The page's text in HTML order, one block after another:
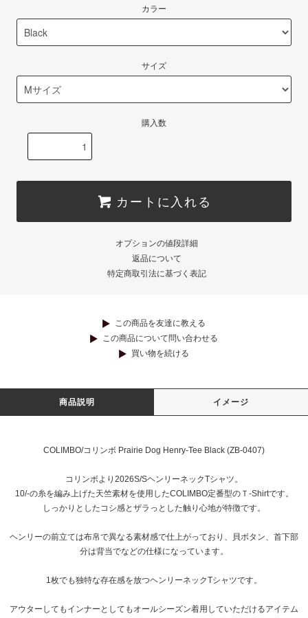
カラー
サイズ
購入数
カートに入れる
オプションの値段詳細
返品について
特定商取引法に基づく表記
この商品を友達に教える
この商品について問い合わせる
買い物を続ける
商品説明 イメージ
COLIMBO/コリンボ Prairie Dog Henry-Tee Black (ZB-0407)
コリンボより2026S/SヘンリーネックTシャツ。
10/-の糸を編み上げた天竺素材を使用したCOLIMBO定番型のＴ-Shirtです。
しっかりとしたコシ感とザラっとした触り心地が特徴です。
ヘンリーの前立ては布帛で異なる素材感で仕上がっており、貝ボタン、首下部
分は背当でなどの仕様になっています。
1枚でも独特な存在感を放つヘンリーネックTシャツです。
アウターしてもインナーとしてもオールシーズン着用していただけるアイテム